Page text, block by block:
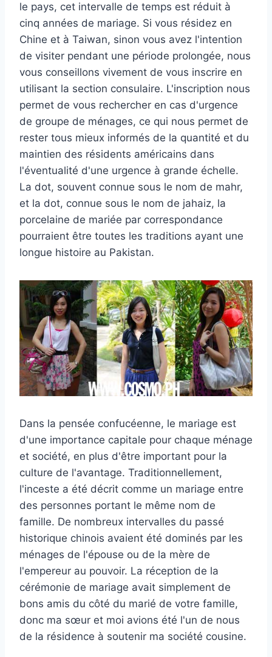
le pays, cet intervalle de temps est réduit à
cinq années de mariage. Si vous résidez en
Chine et à Taiwan, sinon vous avez l'intention
de visiter pendant une période prolongée, nous
vous conseillons vivement de vous inscrire en
utilisant la section consulaire. L'inscription nous
permet de vous rechercher en cas d'urgence
de groupe de ménages, ce qui nous permet de
rester tous mieux informés de la quantité et du
maintien des résidents américains dans
l'éventualité d'une urgence à grande échelle.
La dot, souvent connue sous le nom de mahr,
et la dot, connue sous le nom de jahaiz, la
porcelaine de mariée par correspondance
pourraient être toutes les traditions ayant une
longue histoire au Pakistan.
Dans la pensée confucéenne, le mariage est
d'une importance capitale pour chaque ménage
et société, en plus d'être important pour la
culture de l'avantage. Traditionnellement,
l'inceste a été décrit comme un mariage entre
des personnes portant le même nom de
famille. De nombreux intervalles du passé
historique chinois avaient été dominés par les
ménages de l'épouse ou de la mère de
l'empereur au pouvoir. La réception de la
cérémonie de mariage avait simplement de
bons amis du côté du marié de votre famille,
donc ma sœur et moi avions été l'un de nous
de la résidence à soutenir ma société cousine.